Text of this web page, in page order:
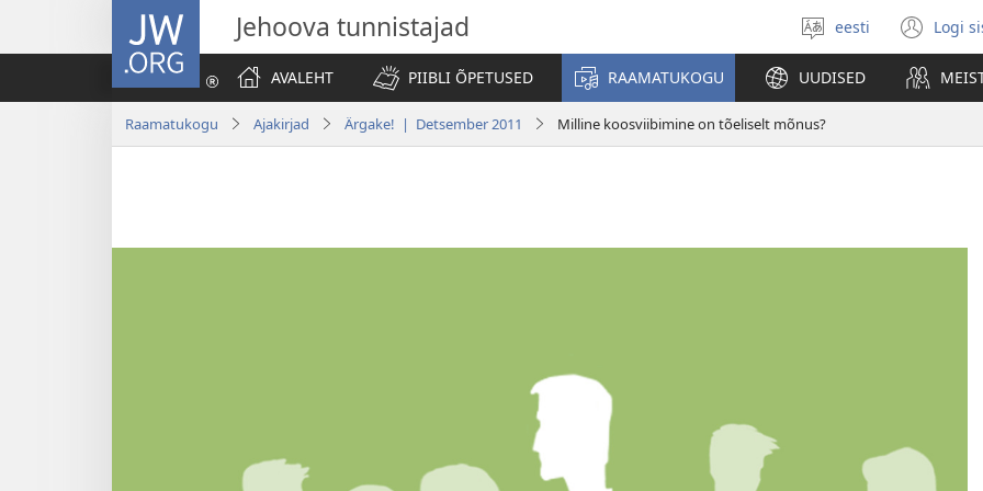
JW.ORG Jehoova tunnistajad
Vali
keel
eesti Logi
uue
AVALEHT
PIIBLI ÕPETUSED RAAMATUKOGU UUDISED
Raamatukogu Ajakirjad Ärgake! | Detsember 2011 Milline koosviibimine on tõeliselt mõnus?